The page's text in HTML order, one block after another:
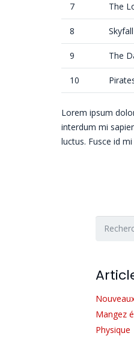
7 The
8 Skyfall
9 The
10
Lorem ipsum
interdum mi
luctus. Fusce id
Mangez
Physique